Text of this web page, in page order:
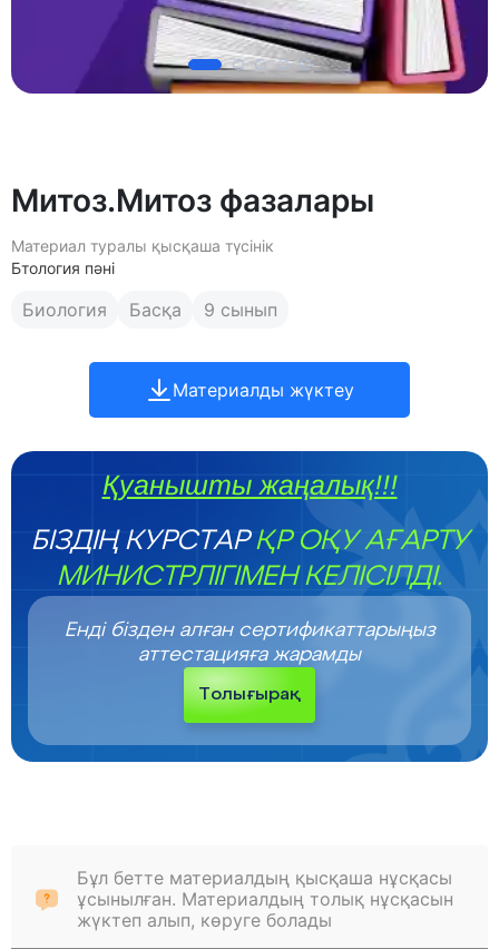
Митоз.Митоз фазалары
Материал туралы қысқаша түсінік
Бтология пәні
Биология Басқа 9 сынып
Материалды жүктеу
Қуанышты жаңалық!!!
БІЗДІҢ КУРСТАРҚР ОҚУ АҒАРТУ
МИНИСТРЛІГІМЕН КЕЛІСІЛДІ.
Енді бізден алған сертификаттарыңыз
аттестацияға жарамды
Толығырақ
Бұл бетте материалдың қысқаша нұсқасы
ұсынылған. Материалдың толық нұсқасын
жүктеп алып, көруге болады